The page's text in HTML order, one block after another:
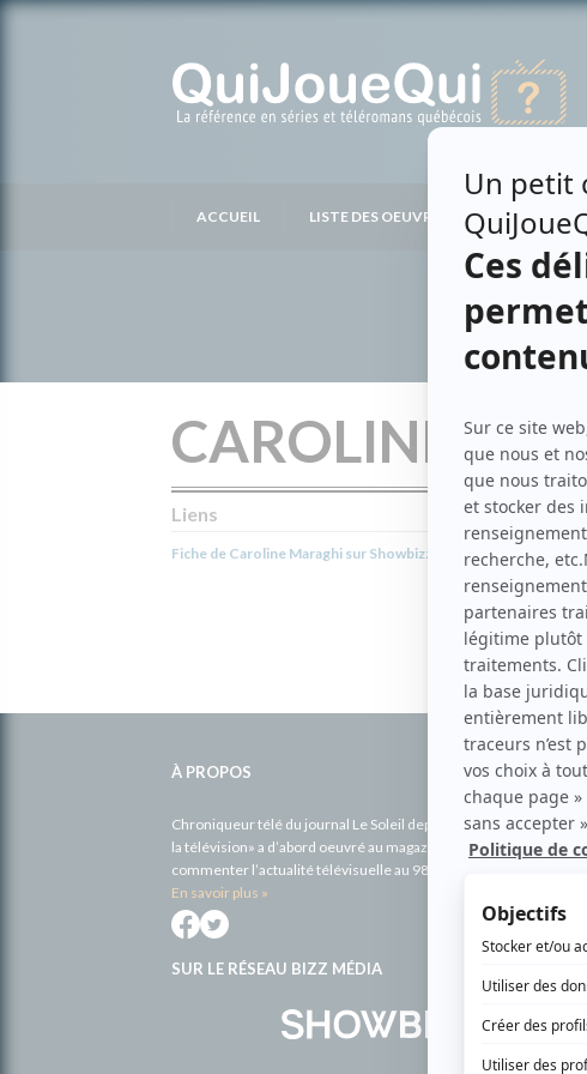
ACCUEIL LISTE DES OEUVRES LISTE DES
CAROLINE
Liens
Fiche de Caroline Maraghi sur Showbizz.net
À PROPOS
Chroniqueur télé du journal Le Soleil depuis 2001, Richard
la télévision» a d’abord oeuvré au magazine TV Hebdo de 1996
commenter l’actualité télévisuelle au 98,5.
En savoir plus »
SUR LE RÉSEAU BIZZ MÉDIA